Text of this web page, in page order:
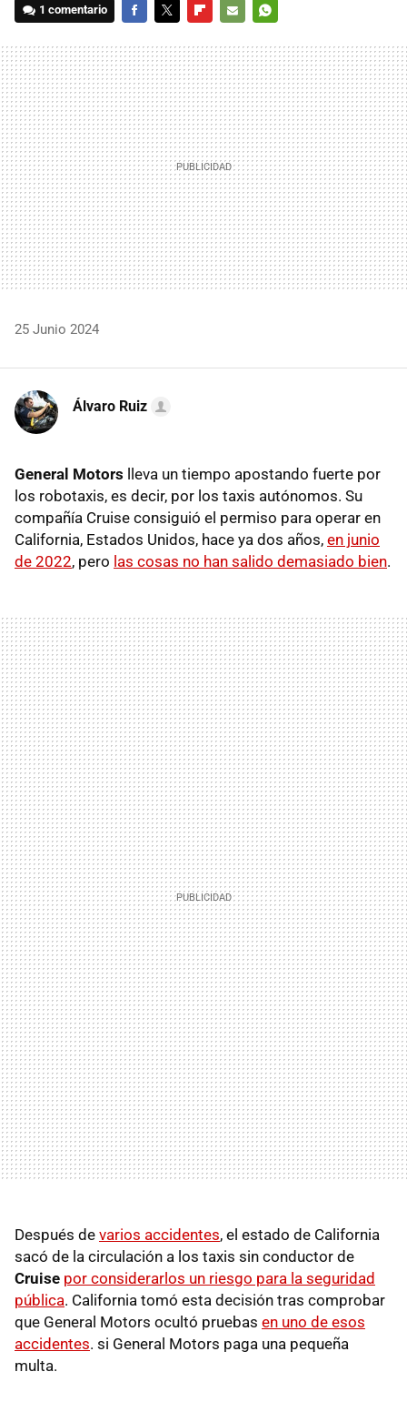
1 comentario
MAIL
25 Junio 2024
Álvaro Ruiz
General Motors lleva un tiempo apostando fuerte por
los robotaxis, es decir, por los taxis autónomos. Su
compañía Cruise consiguió el permiso para operar en
California, Estados Unidos, hace ya dos años, en junio
de 2022, pero las cosas no han salido demasiado bien.
Después de varios accidentes, el estado de California
sacó de la circulación a los taxis sin conductor de
Cruise por considerarlos un riesgo para la seguridad
pública. California tomó esta decisión tras comprobar
que General Motors ocultó pruebas en uno de esos
accidentes. si General Motors paga una pequeña
multa.